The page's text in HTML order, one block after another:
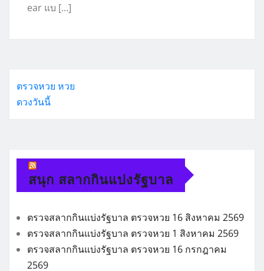
ear แบ […]
ตรวจหวย หวย
ดวงวันนี้
สนุก สลากกินแบ่งรัฐบาล
ตรวจสลากกินแบ่งรัฐบาล ตรวจหวย 16 สิงหาคม 2569
ตรวจสลากกินแบ่งรัฐบาล ตรวจหวย 1 สิงหาคม 2569
ตรวจสลากกินแบ่งรัฐบาล ตรวจหวย 16 กรกฎาคม
2569